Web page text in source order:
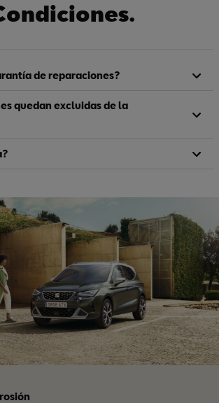
de reparaciones?
quedan excluidas de la